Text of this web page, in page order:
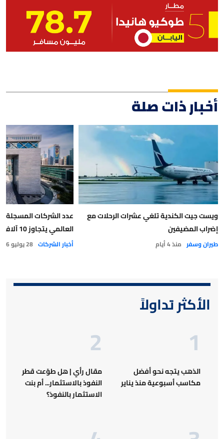
أخبار ذات صلة
ويست جيت الكندية تلغي عشرات الرحلات مع
إضراب المضيفين
طيران وسفر منذ 4 أيام
عدد الشركات المسجلة
العالمي يتجاوز 10 آلاف بنهاية يونيو
أخبار الشركات 28 يوليو 2026
الأكثر تداولاً
الذهب يتجه نحو أفضل
مكاسب أسبوعية منذ يناير
مقال رأي | هل طوّعت قطر
النفوذ بالاستثمار... أم بنت
الاستثمار بالنفوذ؟